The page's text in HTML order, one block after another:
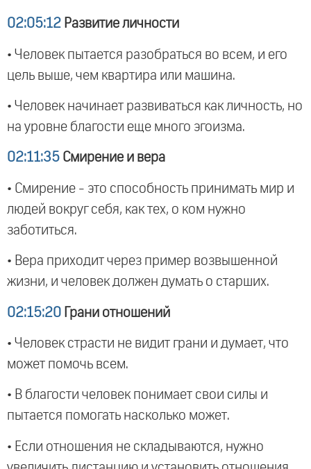
02:05:12 Развитие личности
• Человек пытается разобраться во всем, и его
цель выше, чем квартира или машина.
• Человек начинает развиваться как личность, но
на уровне благости еще много эгоизма.
02:11:35 Смирение и вера
• Смирение - это способность принимать мир и
людей вокруг себя, как тех, о ком нужно
заботиться.
• Вера приходит через пример возвышенной
жизни, и человек должен думать о старших.
02:15:20 Грани отношений
• Человек страсти не видит грани и думает, что
может помочь всем.
• В благости человек понимает свои силы и
пытается помогать насколько может.
• Если отношения не складываются, нужно